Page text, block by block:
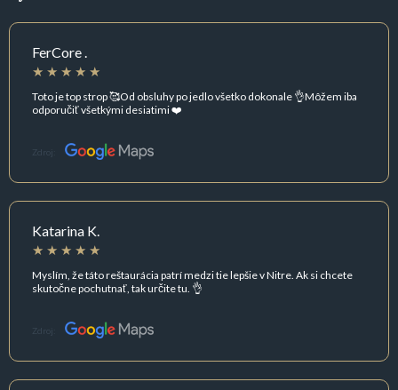
FerCore .
Toto je top strop 🥰Od obsluhy po jedlo všetko dokonale 👌Môžem iba
odporučiť všetkými desiatimi ❤️
Zdroj:
Katarina K.
Myslím, že táto reštaurácia patrí medzi tie lepšie v Nitre. Ak si chcete
skutočne pochutnať, tak určite tu. 👌
Zdroj: